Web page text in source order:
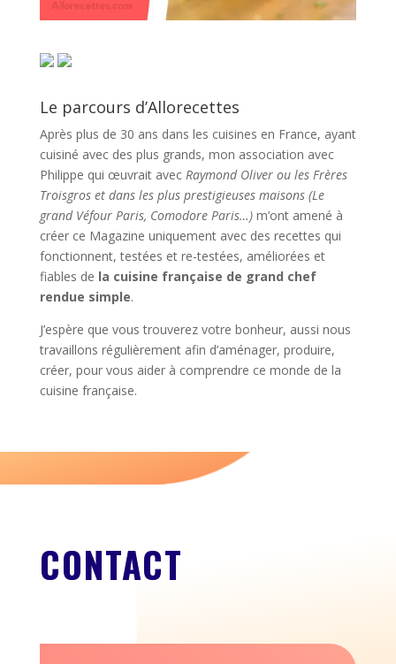
Le parcours d’Allorecettes
Après plus de 30 ans dans les cuisines en France, ayant
cuisiné avec des plus grands, mon association avec
Philippe qui œuvrait avec Raymond Oliver ou les Frères
Troisgros et dans les plus prestigieuses maisons (Le
grand Véfour Paris, Comodore Paris…)m’ont amené à
créer ce Magazine uniquement avec des recettes qui
fonctionnent, testées et re-testées, améliorées et
fiables de la cuisine française de grand chef
rendue simple.
J’espère que vous trouverez votre bonheur, aussi nous
travaillons régulièrement afin d’aménager, produire,
créer, pour vous aider à comprendre ce monde de la
cuisine française.
CONTACT